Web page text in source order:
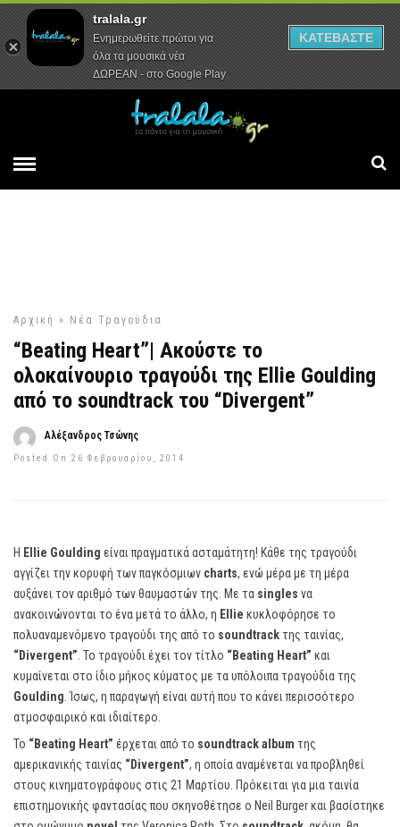
Αρχική Συνεντεύξεις Ρεπορτάζ
Αρχική » Νέα Τραγούδια
“Beating Heart”| Ακούστε το
ολοκαίνουριο τραγούδι της Ellie Goulding
από το soundtrack του “Divergent”
Αλέξανδρος Τσώνης
Posted On 26 Φεβρουαρίου, 2014
Η Ellie Goulding είναι πραγματικά ασταμάτητη! Κάθε της τραγούδι
αγγίζει την κορυφή των παγκόσμιων charts, ενώ μέρα με τη μέρα
αυξάνει τον αριθμό των θαυμαστών της. Με τα singles να
ανακοινώνονται το ένα μετά το άλλο, η Ellie κυκλοφόρησε το
πολυαναμενόμενο τραγούδι της από το soundtrackτης ταινίας,
“Divergent” . To τραγούδι έχει τον τίτλο “Beating Heart” και
κυμαίνεται στο ίδιο μήκος κύματος με τα υπόλοιπα τραγούδια της
Goulding . Ίσως, η παραγωγή είναι αυτή που το κάνει περισσότερο
ατμοσφαιρικό και ιδιαίτερο.
Το “Beating Heart” έρχεται από το soundtrack album της
αμερικανικής ταινίας “Divergent”, η οποία αναμένεται να προβληθεί
στους κινηματογράφους στις 21 Μαρτίου. Πρόκειται για μια ταινία
επιστημονικής φαντασίας που σκηνοθέτησε ο Neil Burger και βασίστηκε
tralala.gr
Ενημερωθείτε πρώτοι για
όλα τα μουσικά νέα
ΔΩΡΕΑΝ - στο Google Play
ΚΑΤΕΒΑΣΤΕ